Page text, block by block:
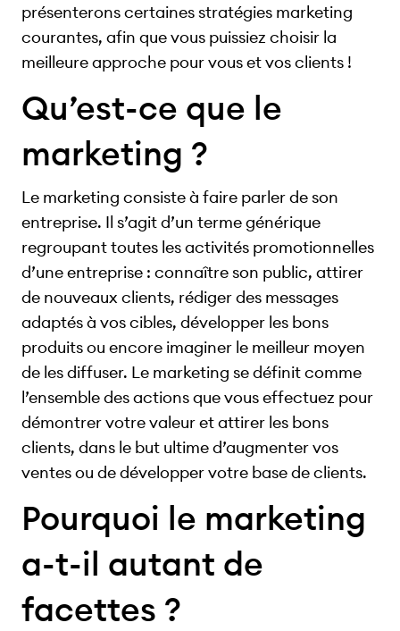
présenterons certaines stratégies marketing
courantes, afin que vous puissiez choisir la
meilleure approche pour vous et vos clients !
Qu’est-ce que le
marketing ?
Le marketing consiste à faire parler de son
entreprise. Il s’agit d’un terme générique
regroupant toutes les activités promotionnelles
d’une entreprise : connaître son public, attirer
de nouveaux clients, rédiger des messages
adaptés à vos cibles, développer les bons
produits ou encore imaginer le meilleur moyen
de les diffuser. Le marketing se définit comme
l’ensemble des actions que vous effectuez pour
démontrer votre valeur et attirer les bons
clients, dans le but ultime d’augmenter vos
ventes ou de développer votre base de clients.
Pourquoi le marketing
a-t-il autant de
facettes ?